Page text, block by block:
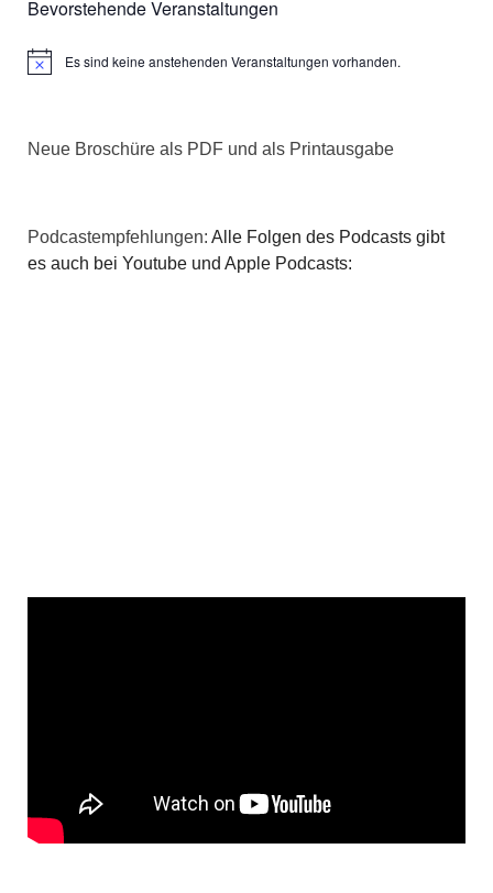
Bevorstehende Veranstaltungen
HinweisEs sind keine anstehenden Veranstaltungen vorhanden.
Neue Broschüre als PDF und als Printausgabe
Podcastempfehlungen: Alle Folgen des Podcasts gibt
es auch bei Youtube und Apple Podcasts: